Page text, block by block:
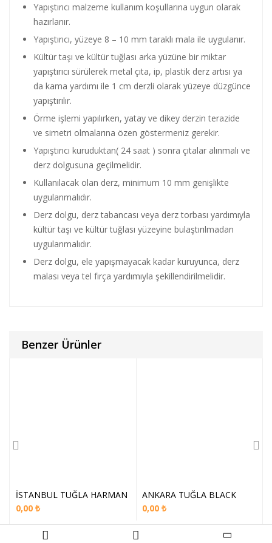
Yapıştırıcı malzeme kullanım koşullarına uygun olarak
hazırlanır.
Yapıştırıcı, yüzeye 8 – 10 mm taraklı mala ile uygulanır.
Kültür taşı ve kültür tuğlası arka yüzüne bir miktar
yapıştırıcı sürülerek metal çıta, ip, plastik derz artısı ya
da kama yardımı ile 1 cm derzli olarak yüzeye düzgünce
yapıştırılır.
Örme işlemi yapılırken, yatay ve dikey derzin terazide
ve simetri olmalarına özen göstermeniz gerekir.
Yapıştırıcı kuruduktan( 24 saat ) sonra çıtalar alınmalı ve
derz dolgusuna geçilmelidir.
Kullanılacak olan derz, minimum 10 mm genişlikte
uygulanmalıdır.
Derz dolgu, derz tabancası veya derz torbası yardımıyla
kültür taşı ve kültür tuğlası yüzeyine bulaştırılmadan
uygulanmalıdır.
Derz dolgu, ele yapışmayacak kadar kuruyunca, derz
malası veya tel fırça yardımıyla şekillendirilmelidir.
Benzer Ürünler
İSTANBUL TUĞLA HARMAN
0,00 ₺
ANKARA TUĞLA BLACK
0,00 ₺